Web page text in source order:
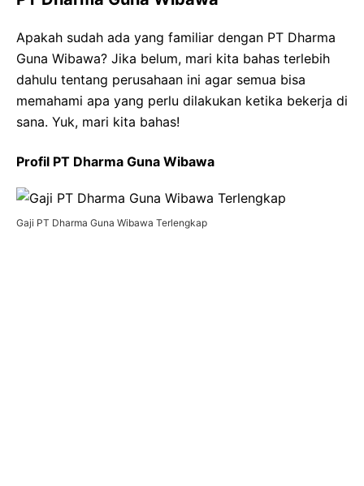
Apakah sudah ada yang familiar dengan PT Dharma
Guna Wibawa? Jika belum, mari kita bahas terlebih
dahulu tentang perusahaan ini agar semua bisa
memahami apa yang perlu dilakukan ketika bekerja di
sana. Yuk, mari kita bahas!
Profil PT Dharma Guna Wibawa
Gaji PT Dharma Guna Wibawa Terlengkap